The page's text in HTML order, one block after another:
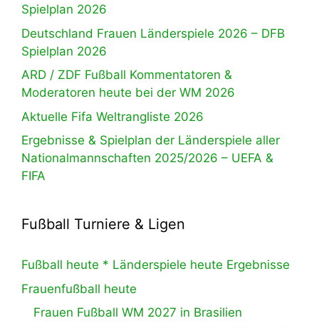
Spielplan 2026
Deutschland Frauen Länderspiele 2026 – DFB
Spielplan 2026
ARD / ZDF Fußball Kommentatoren &
Moderatoren heute bei der WM 2026
Aktuelle Fifa Weltrangliste 2026
Ergebnisse & Spielplan der Länderspiele aller
Nationalmannschaften 2025/2026 – UEFA &
FIFA
Fußball Turniere & Ligen
Fußball heute * Länderspiele heute Ergebnisse
Frauenfußball heute
Frauen Fußball WM 2027 in Brasilien